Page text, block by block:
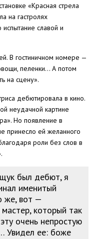
«Красная стрела
на гастролях
славой и
В гостиничном номере —
пеленки… А потом
на сцену».
дебютировала в кино.
неудачной картине
Но появление в
принесло ей желанного
роли без слов в
был дебют, я
именитый
же, вот —
который так
очень непростую
Увидел ее: боже